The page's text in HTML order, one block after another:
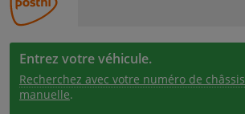
Entrez votre véhicule.
Recherchez avec votre numéro de châssis
manuelle.